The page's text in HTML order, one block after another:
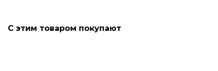
С этим товаром покупают